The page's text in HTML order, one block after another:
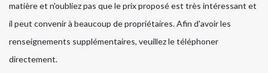
matière et n'oubliez pas que le prix proposé est très intéressant et
il peut convenir à beaucoup de propriétaires. Afin d'avoir les
renseignements supplémentaires, veuillez le téléphoner
directement.